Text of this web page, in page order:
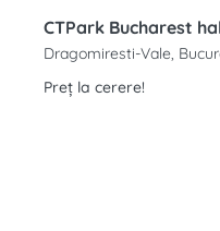
CTPark Bucharest
Dragomiresti-Vale,
Preț la cerere!